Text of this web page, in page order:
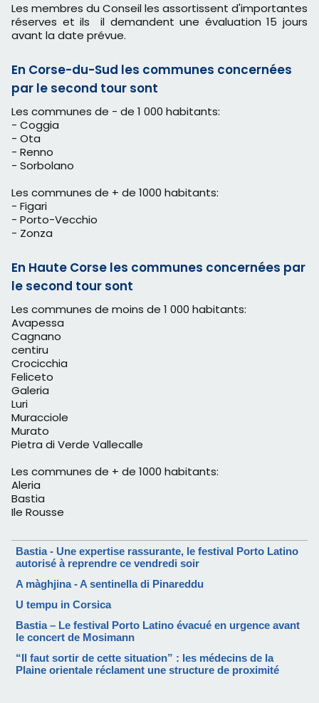
Les membres du Conseil les assortissent d'importantes
réserves et ils il demandent une évaluation 15 jours
avant la date prévue.
En Corse-du-Sud les communes concernées
par le second tour sont
Les communes de - de 1 000 habitants:
- Coggia
- Ota
- Renno
- Sorbolano
Les communes de + de 1000 habitants:
- Figari
- Porto-Vecchio
- Zonza
En Haute Corse les communes concernées par
le second tour sont
Les communes de moins de 1 000 habitants:
Avapessa
Cagnano
centiru
Crocicchia
Feliceto
Galeria
Luri
Muracciole
Murato
Pietra di Verde Vallecalle
Les communes de + de 1000 habitants:
Aleria
Bastia
Ile Rousse
Bastia - Une expertise rassurante, le festival Porto Latino
autorisé à reprendre ce vendredi soir
A màghjina - A sentinella di Pinareddu
U tempu in Corsica
Bastia – Le festival Porto Latino évacué en urgence avant
le concert de Mosimann
“Il faut sortir de cette situation” : les médecins de la
Plaine orientale réclament une structure de proximité